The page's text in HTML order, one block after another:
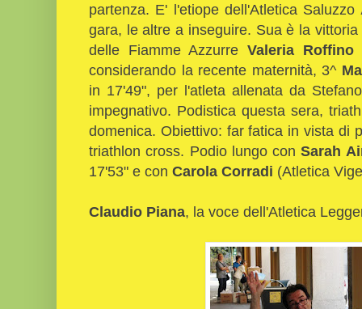
partenza. E' l'etiope dell'Atletica Saluzzo
gara, le altre a inseguire. Sua è la
delle Fiamme AzzurreValeria Roffino
considerando la recente maternità, 3^
in 17'49", per l'atleta allenata da
impegnativo. Podistica questa sera,
domenica. Obiettivo: far fatica in vista di
triathlon cross. Podio lungo conSarah
17'53" e con Carola Corradi (Atletica
Claudio Piana, la voce dell'Atletica